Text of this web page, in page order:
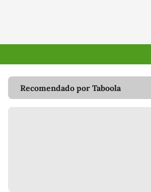
Recomendado por Taboola